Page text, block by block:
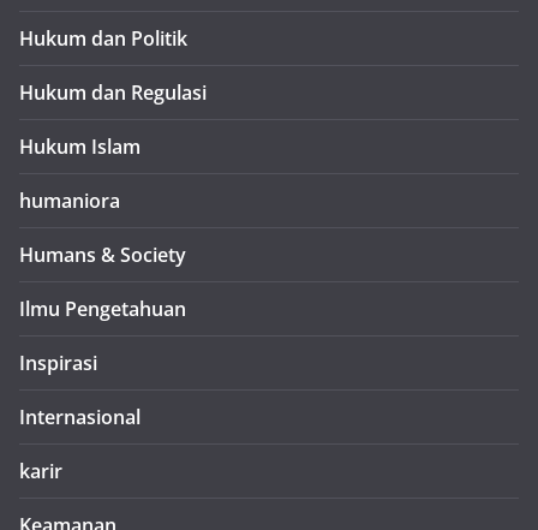
Hukum dan Politik
Hukum dan Regulasi
Hukum Islam
humaniora
Humans & Society
Ilmu Pengetahuan
Inspirasi
Internasional
karir